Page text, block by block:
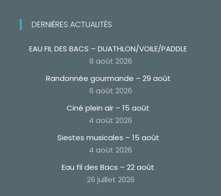
DERNIÈRES ACTUALITÉS
EAU FIL DES BACS – DUATHLON/VOILE/PADDLE
8 août 2026
Randonnée gourmande – 29 août
6 août 2026
Ciné plein air – 15 août
4 août 2026
Siestes musicales – 15 août
4 août 2026
Eau fil des Bacs – 22 août
26 juillet 2026